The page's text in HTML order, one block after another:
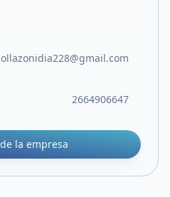
2664906647
la empresa